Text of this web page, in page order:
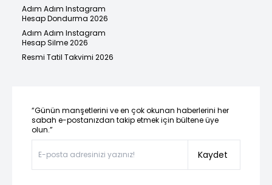
Adım Adım Instagram
Hesap Dondurma 2026
Adım Adım Instagram
Hesap Silme 2026
Resmi Tatil Takvimi 2026
“Günün manşetlerini ve en çok okunan haberlerini her
sabah e-postanızdan takip etmek için bültene üye
olun.”
Kaydet